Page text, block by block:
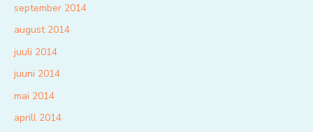
september 2014
august 2014
juuli 2014
juuni 2014
mai 2014
aprill 2014